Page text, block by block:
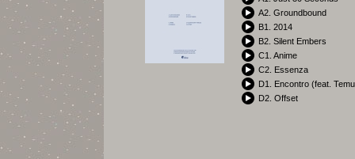
A2. Groundbound
B1. 2014
B2. Silent Embers
C1. Anime
C2. Essenza
D1. Encontro (feat.
D2. Offset